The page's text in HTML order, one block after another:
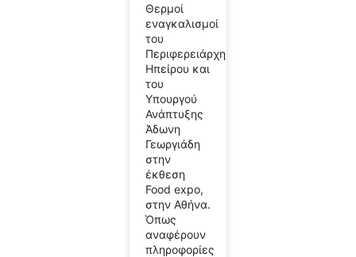
Θερμοί
εναγκαλισμοί
του
Περιφερειάρχη
Ηπείρου και
του
Υπουργού
Ανάπτυξης
Άδωνη
Γεωργιάδη
στην
έκθεση
Food expo,
στην Αθήνα.
Όπως
αναφέρουν
πληροφορίες